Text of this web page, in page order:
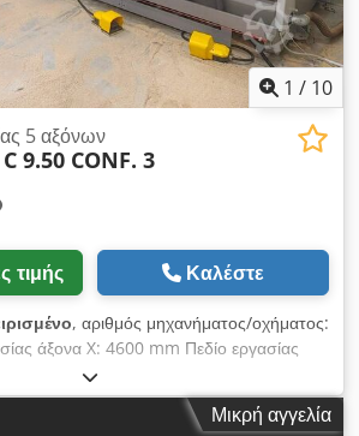
1 / 10
5 αξόνων
9.50 CONF. 3
τιμής Καλέστε
, αριθμός μηχανήματος/οχήματος:
άξονα X: 4600 mm Πεδίο εργασίας
εργασίας: Με βάσεις στήριξης με
Edqkox An Ujrf Ισχύς κύριου
ελεγχόμενων αξόνων: 5 άξονες Αριθμός
Μικρή αγγελία